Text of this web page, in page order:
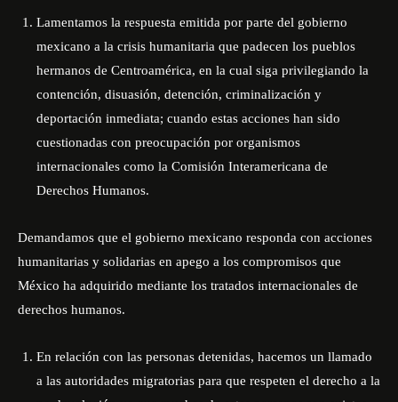
Lamentamos la respuesta emitida por parte del gobierno
mexicano a la crisis humanitaria que padecen los pueblos
hermanos de Centroamérica, en la cual siga privilegiando la
contención, disuasión, detención, criminalización y
deportación inmediata; cuando estas acciones han sido
cuestionadas con preocupación por organismos
internacionales como la Comisión Interamericana de
Derechos Humanos.
Demandamos que el gobierno mexicano responda con acciones
humanitarias y solidarias en apego a los compromisos que
México ha adquirido mediante los tratados internacionales de
derechos humanos.
En relación con las personas detenidas, hacemos un llamado
a las autoridades migratorias para que respeten el derecho a la